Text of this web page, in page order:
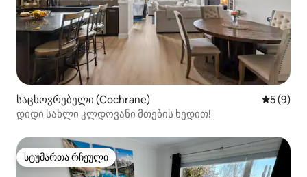
საცხოვრებელი (Cochrane) საშუალო
5 (9)
დიდი სახლი კლდოვანი მთების ხედით!
სტუმართა რჩეული
სტუმართა რჩეული